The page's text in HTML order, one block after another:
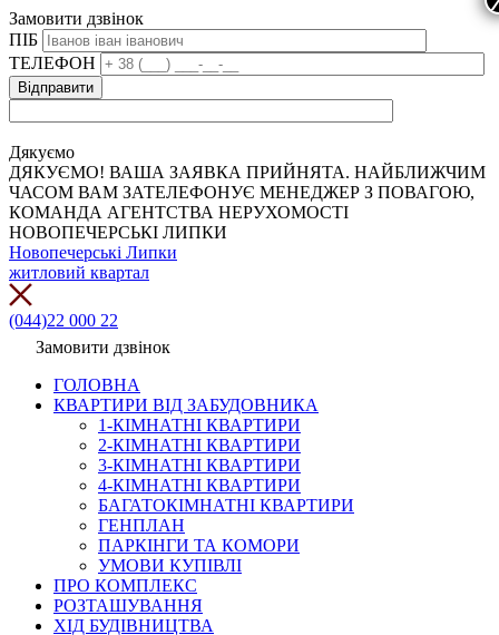
Замовити дзвінок
ПІБ
ТЕЛЕФОН
Дякуємо
ДЯКУЄМО! ВАША ЗАЯВКА ПРИЙНЯТА. НАЙБЛИЖЧИМ
ЧАСОМ ВАМ ЗАТЕЛЕФОНУЄ МЕНЕДЖЕР З ПОВАГОЮ,
КОМАНДА АГЕНТСТВА НЕРУХОМОСТІ
НОВОПЕЧЕРСЬКІ ЛИПКИ
Новопечерські Липки
житловий квартал
(044)22 000 22
Замовити дзвінок
ГОЛОВНА
КВАРТИРИ ВІД ЗАБУДОВНИКА
1-КІМНАТНІ КВАРТИРИ
2-КІМНАТНІ КВАРТИРИ
3-КІМНАТНІ КВАРТИРИ
4-КІМНАТНІ КВАРТИРИ
БАГАТОКІМНАТНІ КВАРТИРИ
ГЕНПЛАН
ПАРКІНГИ ТА КОМОРИ
УМОВИ КУПІВЛІ
ПРО КОМПЛЕКС
РОЗТАШУВАННЯ
ХІД БУДІВНИЦТВА